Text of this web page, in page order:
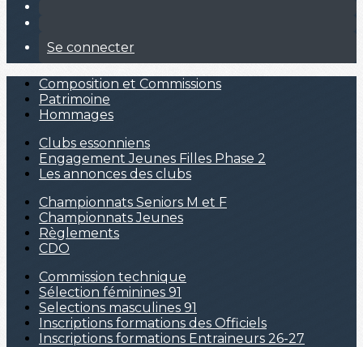
Se connecter
Composition et Commissions
Patrimoine
Hommages
Clubs essonniens
Engagement Jeunes Filles Phase 2
Les annonces des clubs
Championnats Seniors M et F
Championnats Jeunes
Règlements
CDO
Commission technique
Sélection féminines 91
Selections masculines 91
Inscriptions formations des Officiels
Inscriptions formations Entraineurs 26-27